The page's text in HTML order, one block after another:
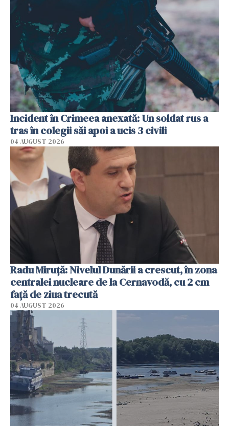
Incident în Crimeea anexată: Un soldat rus a
tras în colegii săi apoi a ucis 3 civili
04 AUGUST 2026
Radu Miruţă: Nivelul Dunării a crescut, în zona
centralei nucleare de la Cernavodă, cu 2 cm
faţă de ziua trecută
04 AUGUST 2026